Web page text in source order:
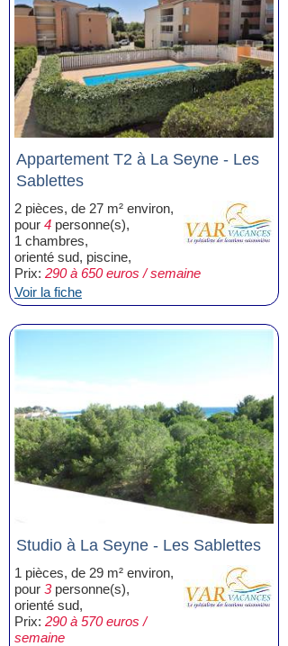
Appartement T2 à La Seyne - Les
Sablettes
2 pièces, de 27 m² environ,
pour 4 personne(s),
1 chambres,
orienté sud, piscine,
Prix: 290 à 650 euros / semaine
Voir la fiche
Studio à La Seyne - Les Sablettes
1 pièces, de 29 m² environ,
pour 3personne(s),
orienté sud,
Prix: 290 à 570 euros /
semaine